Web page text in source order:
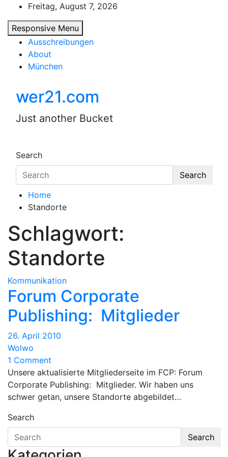
content
Freitag, August 7, 2026
Responsive Menu
Ausschreibungen
About
München
wer21.com
Just another Bucket
Search
Search
Home
Standorte
Schlagwort:
Standorte
Kommunikation
Forum Corporate
Publishing: Mitglieder
26. April 2010
Wolwo
1 Comment
Unsere aktualisierte Mitgliederseite im FCP: Forum
Corporate Publishing: Mitglieder. Wir haben uns
schwer getan, unsere Standorte abgebildet…
Search
Search